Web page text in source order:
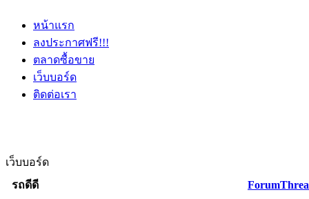
หน้าแรก
ลงประกาศฟรี!!!
ตลาดซื้อขาย
เว็บบอร์ด
ติดต่อเรา
เว็บบอร์ด
รถดีดี
Forum